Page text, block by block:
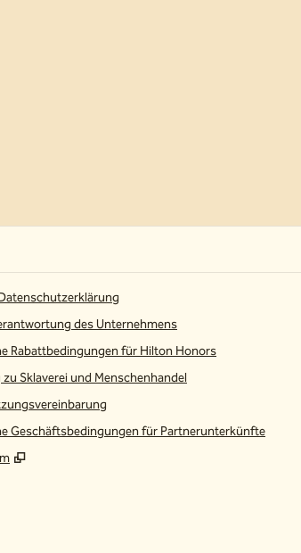
des Unternehmens
Rabattbedingungen für Hilton Honors
zu Sklaverei und Menschenhandel
Geschäftsbedingungen für Partnerunterkünfte